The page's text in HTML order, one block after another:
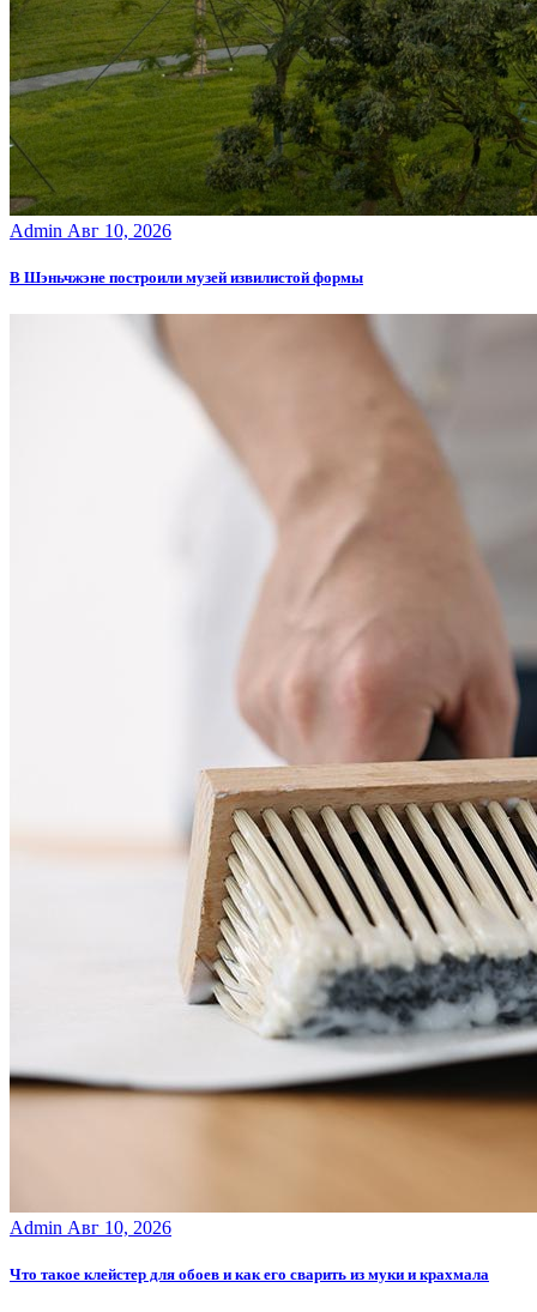
Admin Авг 10, 2026
В Шэньчжэне построили музей извилистой формы
Admin Авг 10, 2026
Что такое клейстер для обоев и как его сварить из муки и крахмала